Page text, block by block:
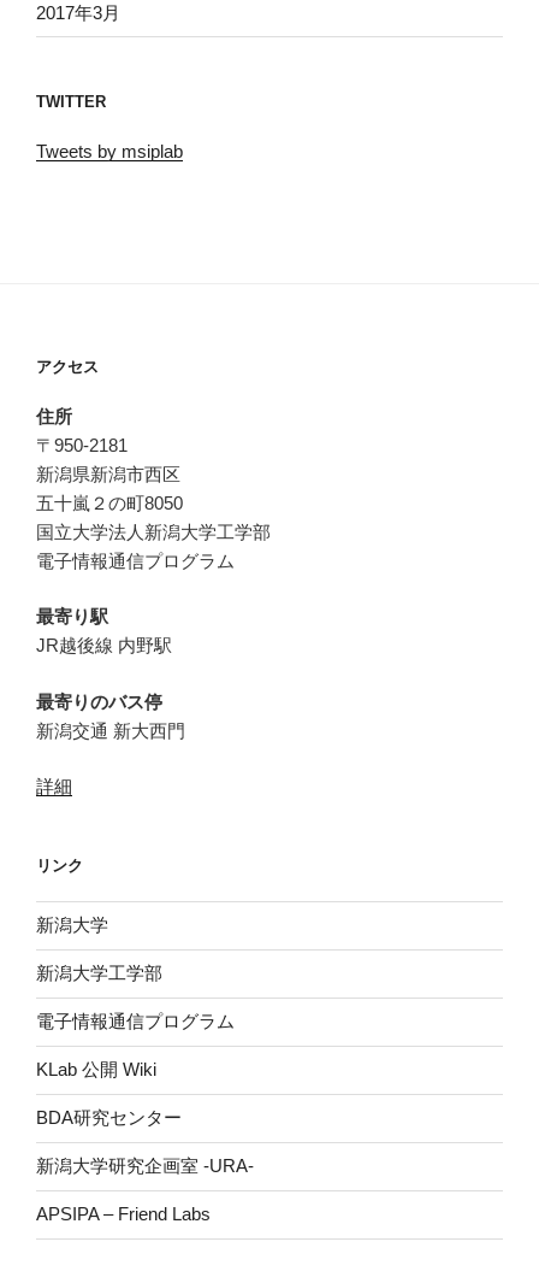
2017年3月
TWITTER
Tweets by msiplab
アクセス
住所
〒950-2181
新潟県新潟市西区
五十嵐２の町8050
国立大学法人新潟大学工学部
電子情報通信プログラム
最寄り駅
JR越後線 内野駅
最寄りのバス停
新潟交通 新大西門
詳細
リンク
新潟大学
新潟大学工学部
電子情報通信プログラム
KLab 公開 Wiki
BDA研究センター
新潟大学研究企画室 -URA-
APSIPA – Friend Labs